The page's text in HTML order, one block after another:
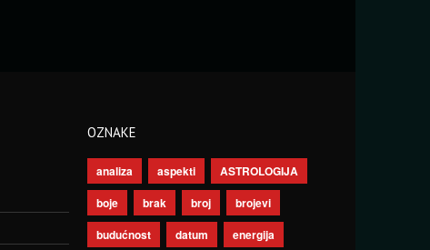
OZNAKE
analiza aspekti
ASTROLOGIJA
boje
brak broj
brojevi
budućnost
datum
energija